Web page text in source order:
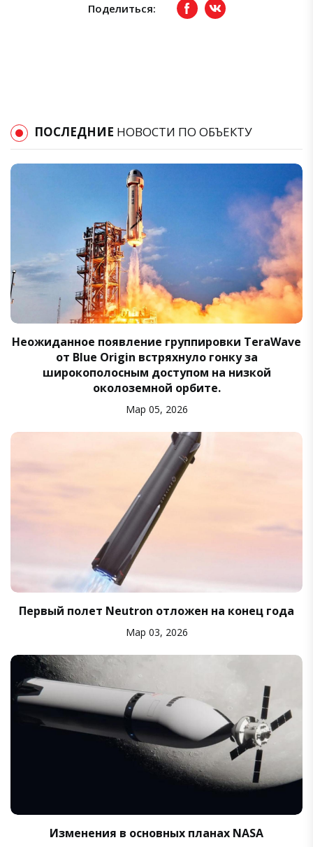
Поделиться: FacebookвКонтакте
ПОСЛЕДНИЕ НОВОСТИ ПО ОБЪЕКТУ
Неожиданное появление группировки TeraWave
от Blue Origin встряхнуло гонку за
широкополосным доступом на низкой
околоземной орбите.
Мар 05, 2026
Первый полет Neutron отложен на конец года
Мар 03, 2026
Изменения в основных планах NASA